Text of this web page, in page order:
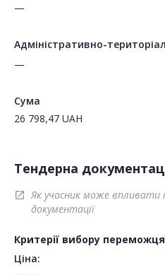
—
Адміністративно-
—
Сума
26 798,47 UAH
Тендерна
open_in_new
Як учасник може впливати
документації
Критерії вибору переможця
Ціна: